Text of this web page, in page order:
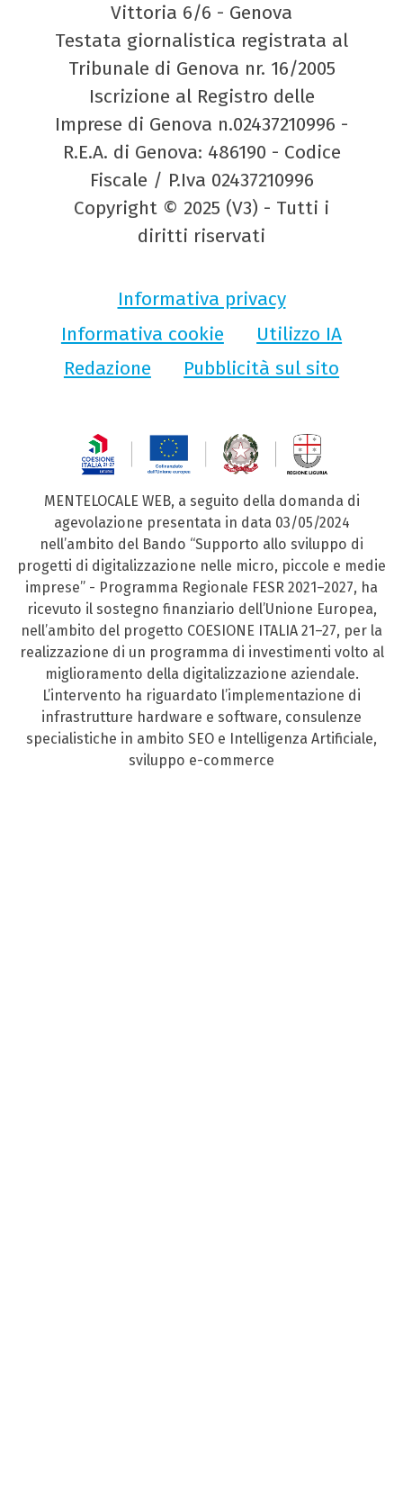
Vittoria 6/6 - Genova
Testata giornalistica registrata al
Tribunale di Genova nr. 16/2005
Iscrizione al Registro delle
Imprese di Genova n.02437210996 -
R.E.A. di Genova: 486190 - Codice
Fiscale / P.Iva 02437210996
Copyright © 2025 (V3) - Tutti i
diritti riservati
Informativa privacy
Informativa cookie
Utilizzo IA
Redazione
Pubblicità sul sito
MENTELOCALE WEB, a seguito della domanda di
agevolazione presentata in data 03/05/2024
nell’ambito del Bando “Supporto allo sviluppo di
progetti di digitalizzazione nelle micro, piccole e medie
imprese” - Programma Regionale FESR 2021–2027, ha
ricevuto il sostegno finanziario dell’Unione Europea,
nell’ambito del progetto COESIONE ITALIA 21–27, per la
realizzazione di un programma di investimenti volto al
miglioramento della digitalizzazione aziendale.
L’intervento ha riguardato l’implementazione di
infrastrutture hardware e software, consulenze
specialistiche in ambito SEO e Intelligenza Artificiale,
sviluppo e-commerce